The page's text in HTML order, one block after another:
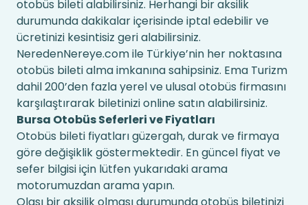
otobüs bileti alabilirsiniz. Herhangi bir aksilik
durumunda dakikalar içerisinde iptal edebilir ve
ücretinizi kesintisiz geri alabilirsiniz.
NeredenNereye.com ile Türkiye’nin her noktasına
otobüs bileti alma imkanına sahipsiniz. Ema Turizm
dahil 200’den fazla yerel ve ulusal otobüs firmasını
karşılaştırarak biletinizi online satın alabilirsiniz.
Bursa Otobüs Seferleri ve Fiyatları
Otobüs bileti fiyatları güzergah, durak ve firmaya
göre değişiklik göstermektedir. En güncel fiyat ve
sefer bilgisi için lütfen yukarıdaki arama
motorumuzdan arama yapın.